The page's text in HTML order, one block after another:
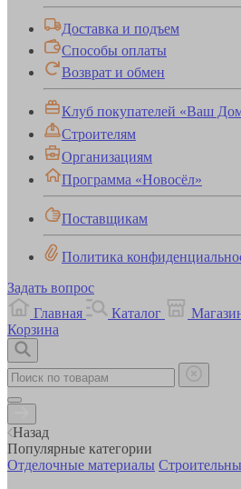
Доставка и подъем
Способы оплаты
Возврат и обмен
Клуб покупателей «Ваш
Строителям
Организациям
Программа «Новосёл»
Поставщикам
Политика
Задать вопрос
Главная
Каталог
Корзина
Назад
Популярные категории
Отделочные материалы